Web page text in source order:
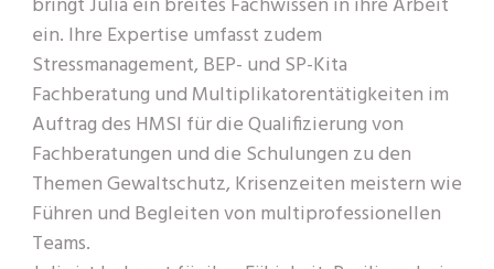
ein. Ihre Expertise umfasst zudem
Stressmanagement, BEP- und SP-Kita
Fachberatung und Multiplikatorentätigkeiten im
Auftrag des HMSI für die Qualifizierung von
Fachberatungen und die Schulungen zu den
Themen Gewaltschutz, Krisenzeiten meistern wie
Führen und Begleiten von multiprofessionellen
Teams.